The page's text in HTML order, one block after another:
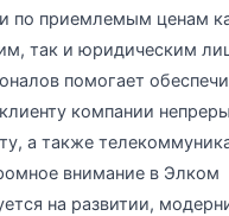
по приемлемым ценам
так и юридическим
помогает
компании
а также
внимание в Элком
на развитии,